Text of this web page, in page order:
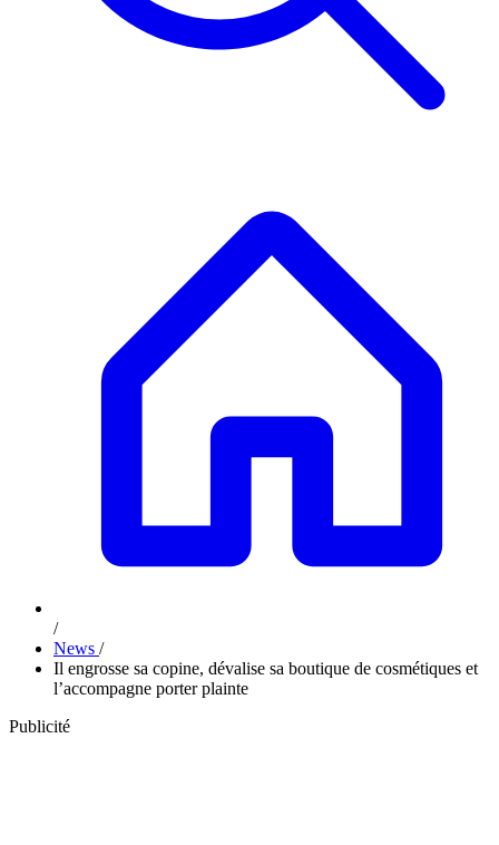
/
News /
Il engrosse sa copine, dévalise sa boutique de cosmétiques et
l’accompagne porter plainte
Publicité